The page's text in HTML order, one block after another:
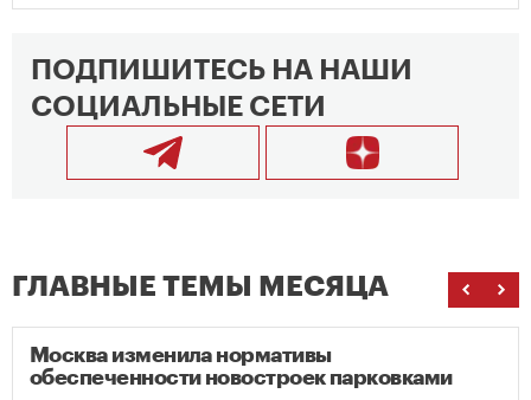
ПОДПИШИТЕСЬ НА НАШИ
СОЦИАЛЬНЫЕ СЕТИ
ГЛАВНЫЕ ТЕМЫ МЕСЯЦА
Москва изменила нормативы
обеспеченности новостроек парковками